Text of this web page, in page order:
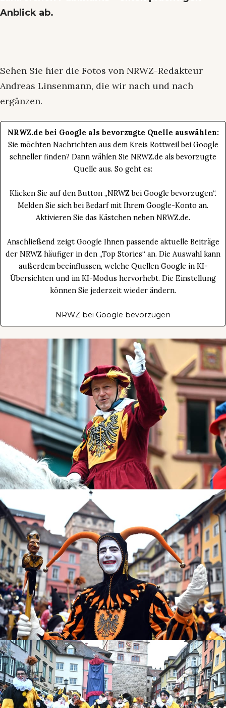
Anblick ab.
Sehen Sie hier die Fotos von NRWZ-Redakteur
Andreas Linsenmann, die wir nach und nach
ergänzen.
NRWZ.de bei Google als bevorzugte Quelle auswählen:
Sie möchten Nachrichten aus dem Kreis Rottweil bei Google
schneller finden? Dann wählen Sie NRWZ.de als bevorzugte
Quelle aus. So geht es:
Klicken Sie auf den Button „NRWZ bei Google bevorzugen“.
Melden Sie sich bei Bedarf mit Ihrem Google-Konto an.
Aktivieren Sie das Kästchen neben NRWZ.de.
Anschließend zeigt Google Ihnen passende aktuelle Beiträge
der NRWZ häufiger in den „Top Stories“ an. Die Auswahl kann
außerdem beeinflussen, welche Quellen Google in KI-
Übersichten und im KI-Modus hervorhebt. Die Einstellung
können Sie jederzeit wieder ändern.
NRWZ bei Google bevorzugen